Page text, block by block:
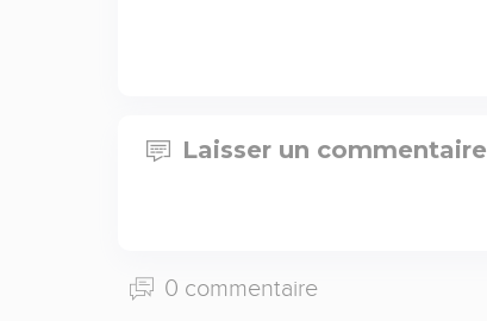
Laisser un commentaire
0 commentaire